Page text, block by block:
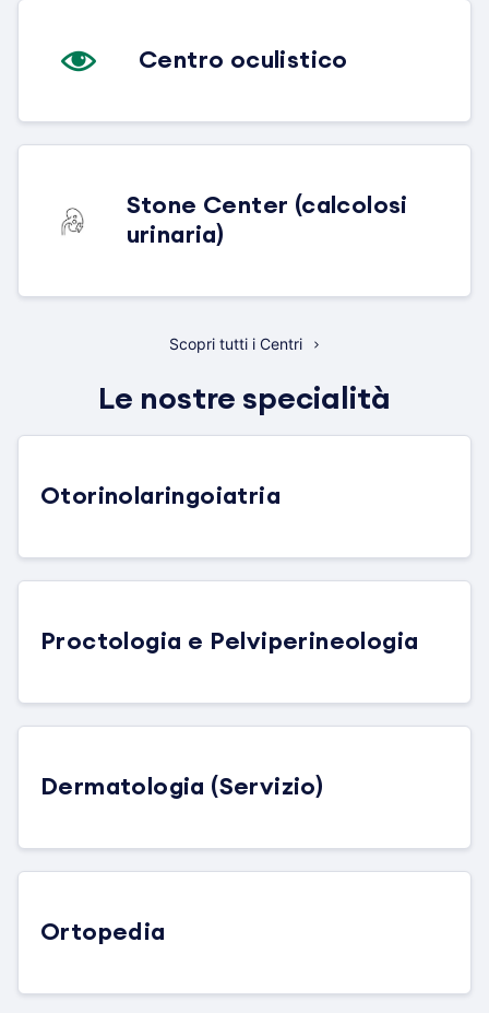
Centro oculistico
Stone Center (calcolosi
urinaria)
Scopri tutti i Centri
Le nostre specialità
Otorinolaringoiatria
Proctologia e Pelviperineologia
Dermatologia (Servizio)
Ortopedia